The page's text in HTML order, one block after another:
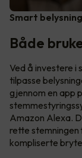
Smart belysning
Både
Ved å investere
tilpasse
gjennom en app
Amazon Alexa.
rette stemningen
kompliserte